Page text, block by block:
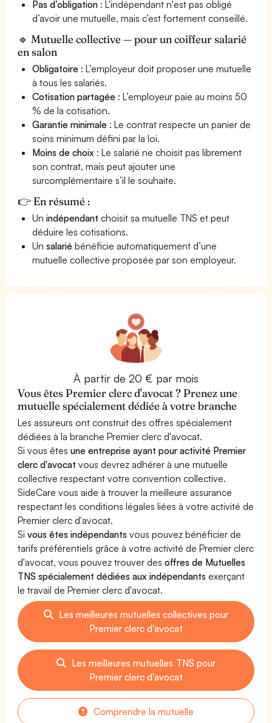
Pas d’obligation : L'indépendant n'est pas obligé
d’avoir une mutuelle, mais c’est fortement conseillé.
🔹 Mutuelle collective — pour un coiffeur salarié
en salon
Obligatoire : L’employeur doit proposer une mutuelle
à tous les salariés.
Cotisation partagée : L’employeur paie au moins 50
% de la cotisation.
Garantie minimale : Le contrat respecte un panier de
soins minimum défini par la loi.
Moins de choix : Le salarié ne choisit pas librement
son contrat, mais peut ajouter une
surcomplémentaire s’il le souhaite.
👉 En résumé :
Unindépendant choisit sa mutuelle TNS et peut
déduire les cotisations.
Unsalarié bénéficie automatiquement d’une
mutuelle collective proposée par son employeur.
À partir de 20 € par mois
Vous êtes Premier clerc d'avocat ? Prenez une
mutuelle spécialement dédiée à votre branche
Les assureurs ont construit des offres spécialement
dédiées à la branche Premier clerc d'avocat.
Si vous êtesune entreprise ayant pour activité Premier
clerc d'avocat vous devrez adhérer à une mutuelle
collective respectant votre convention collective.
SideCare vous aide à trouver la meilleure assurance
respectant les conditions légales liées à votre activité de
Premier clerc d'avocat.
Sivous êtes indépendants vous pouvez bénéficier de
tarifs préférentiels grâce à votre activité de Premier clerc
d'avocat, vous pouvez trouver desoffres de Mutuelles
TNS spécialement dédiées aux indépendants exerçant
le travail de Premier clerc d'avocat.
Les meilleures mutuelles collectives pour
Premier clerc d'avocat
Les meilleures mutuelles TNS pour
Premier clerc d'avocat
Comprendre la mutuelle